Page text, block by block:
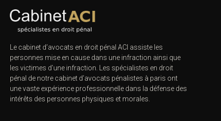
Le cabinet d’avocats en droit pénal ACI assiste les
personnes mise en cause dans une infraction ainsi que
les victimes d’une infraction. Les spécialistes en droit
pénal de notre cabinet d’avocats pénalistes à paris ont
une vaste expérience professionnelle dans la défense des
intérêts des personnes physiques et morales.